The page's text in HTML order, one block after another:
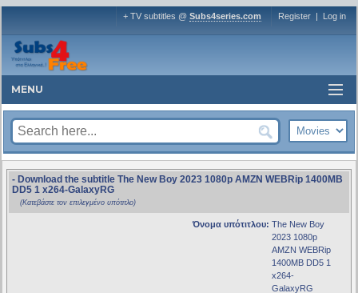
+ TV subtitles @ Subs4series.com Register | Log in
MENU
- Download the subtitle The New Boy 2023 1080p AMZN WEBRip 1400MB
DD5 1 x264-GalaxyRG
(Κατεβάστε τον επιλεγμένο υπότιτλο)
Όνομα υπότιτλου: The New Boy
2023 1080p
AMZN WEBRip
1400MB DD5 1
x264-
GalaxyRG